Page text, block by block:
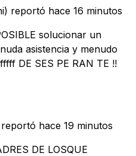
reportó hace 16 minutos
solucionar un
asistencia y menudo
DE SES PE RAN TE !!
reportó hace 19 minutos
DE LOSQUE